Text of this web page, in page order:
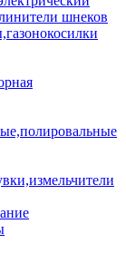
шнеков